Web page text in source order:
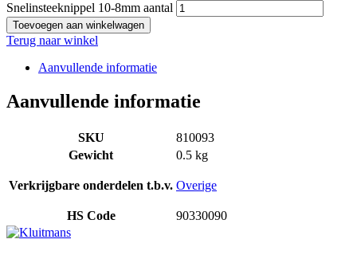
Snelinsteeknippel 10-8mm aantal
Toevoegen aan winkelwagen
Terug naar winkel
Aanvullende informatie
Aanvullende informatie
SKU
810093
Gewicht
0.5 kg
Verkrijgbare onderdelen t.b.v. Overige
HS Code 90330090